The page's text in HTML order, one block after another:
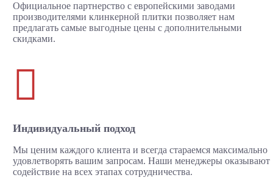
Официальное партнерство с европейскими заводами
производителями клинкерной плитки позволяет нам
предлагать самые выгодные цены с дополнительными
скидками.

Индивидуальный подход
Мы ценим каждого клиента и всегда стараемся максимально
удовлетворять вашим запросам. Наши менеджеры оказывают
содействие на всех этапах сотрудничества.